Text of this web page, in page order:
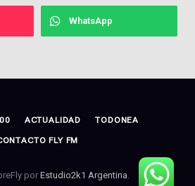
WhatsApp
ACTUALIDAD TODONEA
FLY FM
por Estudio2k1 Argentina